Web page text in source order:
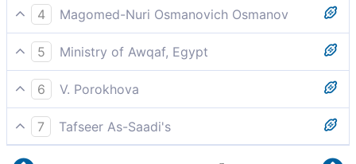
...и который сотворил все пары и сделал вам из
судна и животных то, на чем вы ездите,
4
Magomed-Nuri Osmanovich Osmanov
[Он - тот,] который сотворил все пары [животных]
и покорил вам корабли и животных, на которых
вы ездите,
5
Ministry of Awqaf, Egypt
... и который создал все виды разных творений и
подчинил вам корабли и верблюдов, на которых
вы ездите для удовлетворения своих
потребностей,
6
V. Porokhova
Он в парах создал все, что суще. Для переездов
сотворил вам корабли и скот,
7
Tafseer As-Saadi's
Он сотворил всякие пары животных и растений и